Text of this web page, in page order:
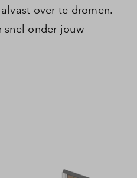
over te dromen.
snel onder jouw